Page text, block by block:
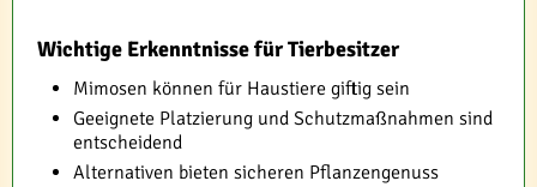
Wichtige Erkenntnisse für Tierbesitzer
Mimosen können für Haustiere giftig sein
Geeignete Platzierung und Schutzmaßnahmen sind
entscheidend
Alternativen bieten sicheren Pflanzengenuss